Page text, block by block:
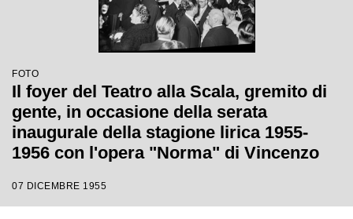
FOTO
Il foyer del Teatro alla Scala, gremito di
gente, in occasione della serata
inaugurale della stagione lirica 1955-
1956 con l'opera "Norma" di Vincenzo
regia di Margherita Wallmann
07 DICEMBRE 1955